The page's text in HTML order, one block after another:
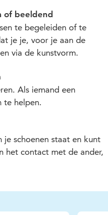
of beeldend
te begeleiden of te
je je, voor je aan de
via de kunstvorm.
Als iemand een
te helpen.
schoenen staat en kunt
het contact met de ander,